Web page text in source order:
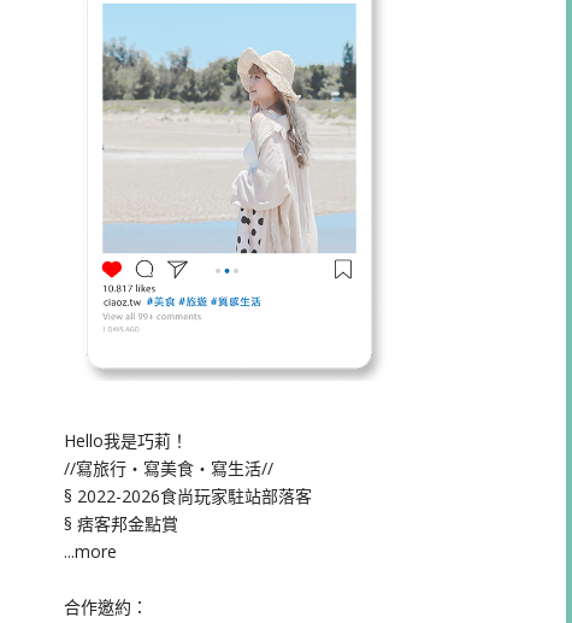
Hello我是巧莉！
//寫旅行・寫美食・寫生活//
§ 2022-2026食尚玩家駐站部落客
§ 痞客邦金點賞
...more
合作邀約：